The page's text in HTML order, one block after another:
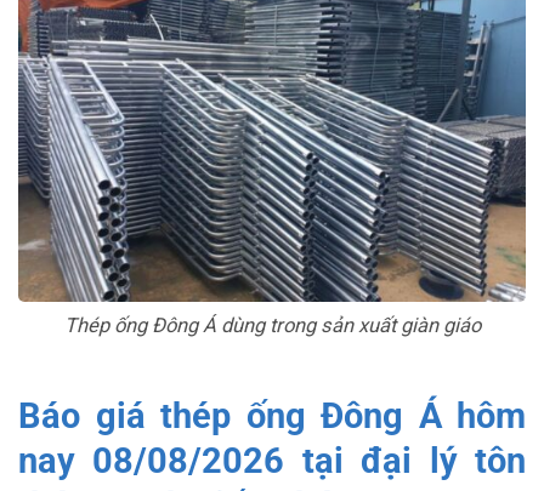
Thép ống Đông Á dùng trong sản xuất giàn giáo
Báo giá thép ống Đông Á hôm
nay 08/08/2026 tại đại lý tôn